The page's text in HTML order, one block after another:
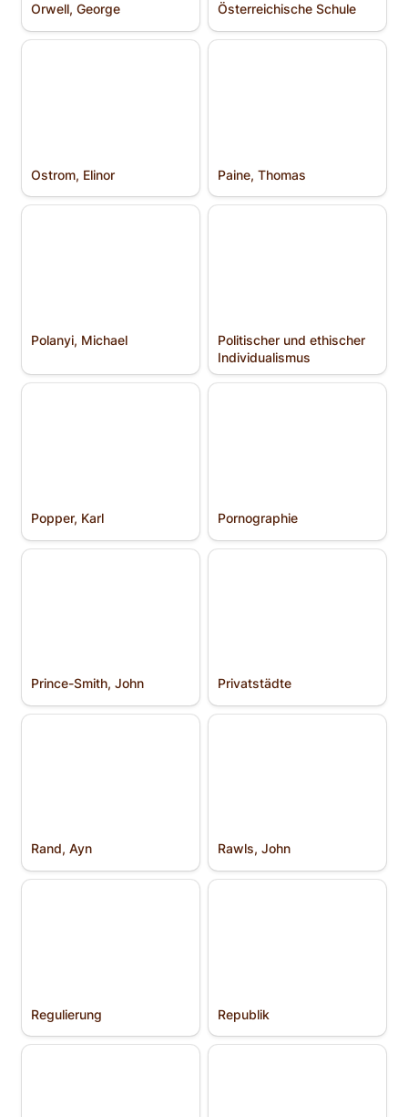
Orwell, George Österreichische Schule
Ostrom, Elinor
Ostrom, Elinor
Paine, Thomas
Paine, Thomas
Polanyi, Michael
Polanyi, Michael
Politischer und ethischer
Politischer und ethischer
Individualismus
Popper, Karl
Popper, Karl
Pornographie
Pornographie
Prince-Smith, John
Prince-Smith, John
Privatstädte
Privatstädte
Rand, Ayn
Rand, Ayn
Rawls, John
Rawls, John
Regulierung
Regulierung
Republik
Republik
Republik der Sieben
Ricardo, David